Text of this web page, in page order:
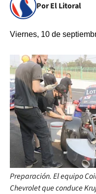
Por El Litoral
Viernes, 10 de
Preparación. El equipo
Chevrolet que conduce